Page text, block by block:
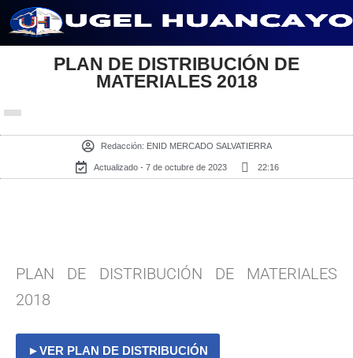
PLAN DE DISTRIBUCIÓN DE
MATERIALES 2018
Redacción: ENID MERCADO SALVATIERRA
Actualizado - 7 de octubre de 2023 22:16
PLAN DE DISTRIBUCIÓN DE MATERIALES
2018
►VER PLAN DE DISTRIBUCIÓN